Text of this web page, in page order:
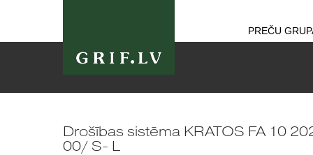
PREČU
Drošības sistēma KRATOS FA 10
00/ S- L